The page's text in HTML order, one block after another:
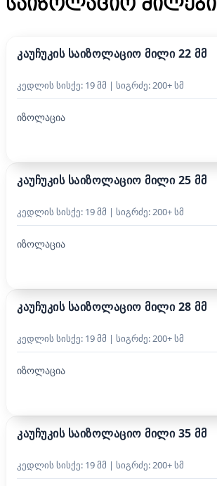
საიზოლაციო მილები
კაუჩუკის საიზოლაციო მილი 22 მმ
კედლის სისქე: 19 მმ | სიგრძე: 200+ სმ
იზოლაცია
კაუჩუკის საიზოლაციო მილი 25 მმ
კედლის სისქე: 19 მმ | სიგრძე: 200+ სმ
იზოლაცია
კაუჩუკის საიზოლაციო მილი 28 მმ
კედლის სისქე: 19 მმ | სიგრძე: 200+ სმ
იზოლაცია
კაუჩუკის საიზოლაციო მილი 35 მმ
კედლის სისქე: 19 მმ | სიგრძე: 200+ სმ